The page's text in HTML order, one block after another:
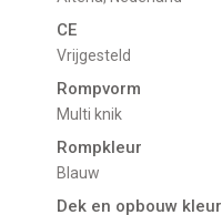
CE
Vrijgesteld
Rompvorm
Multi knik
Rompkleur
Blauw
Dek en opbouw kleur